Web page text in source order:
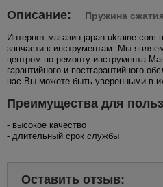
Описание: Пружина
Интернет-магазин japan-ukraine.com
запчасти к инструментам. Мы
центром по ремонту инструмента
гарантийного и постгарантийного
нас Вы можете быть уверенными в
Преимущества для
- высокое качество
- длительный срок службы
Оставить отзыв: